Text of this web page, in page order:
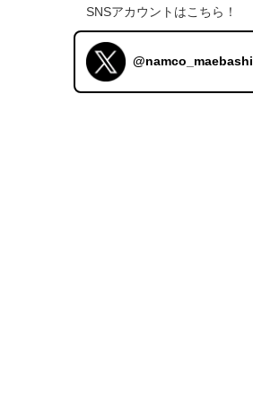
SNSアカウントはこちら！
@namco_maebashi